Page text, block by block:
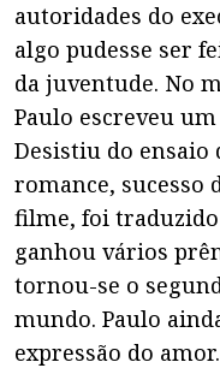
autoridades do
algo pudesse ser
da juventude. No
Paulo escreveu
Desistiu do ensaio
romance, sucesso
filme, foi
ganhou vários
tornou-se o
mundo. Paulo
expressão do